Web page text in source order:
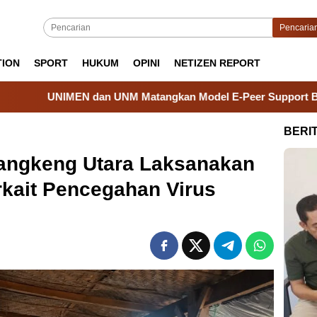
SPORT HUKUM OPINI NETIZEN REPORT
UNM Matangkan Model E-Peer Support Berbasis Strength-
Utara Laksanakan
Pencegahan Virus